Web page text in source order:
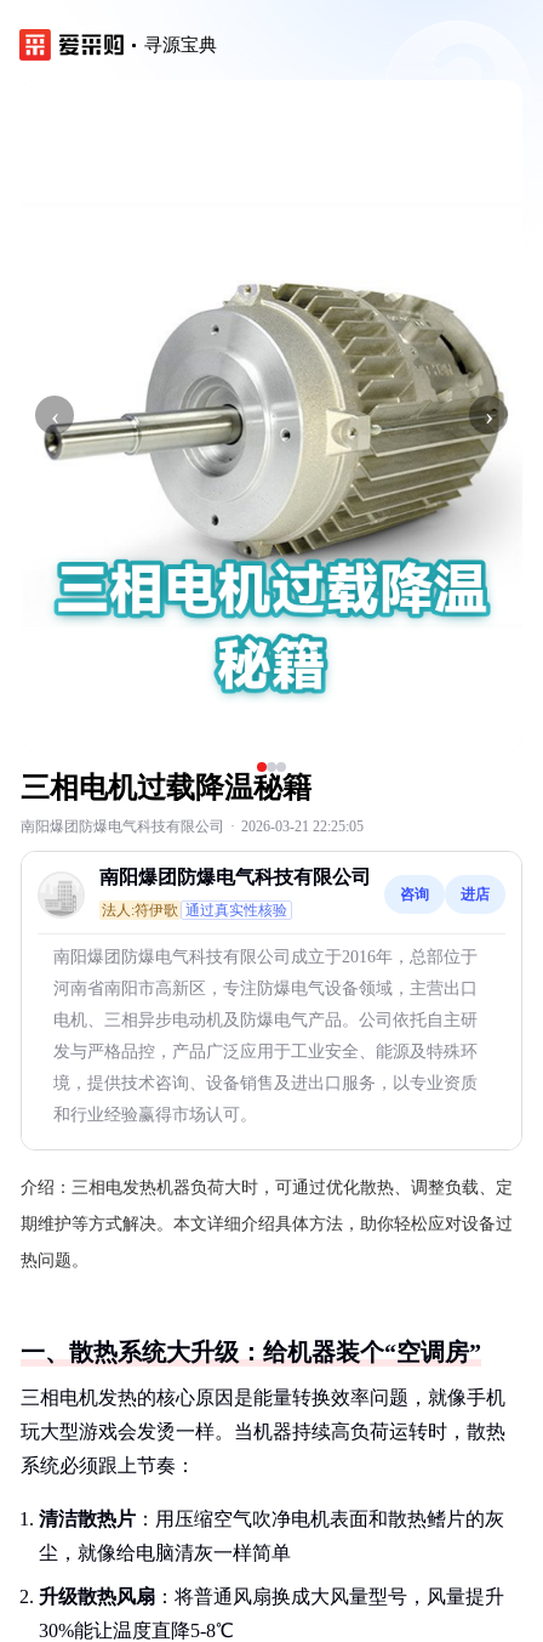
寻源宝典
‹ ›
三相电机过载降温秘籍
南阳爆团防爆电气科技有限公司 · 2026-03-21 22:25:05
南阳爆团防爆电气科技有限公司
法人:符伊歌 通过真实性核验
咨询 进店
南阳爆团防爆电气科技有限公司成立于2016年，总部位于
河南省南阳市高新区，专注防爆电气设备领域，主营出口
电机、三相异步电动机及防爆电气产品。公司依托自主研
发与严格品控，产品广泛应用于工业安全、能源及特殊环
境，提供技术咨询、设备销售及进出口服务，以专业资质
和行业经验赢得市场认可。
介绍： 三相电发热机器负荷大时，可通过优化散热、调整负载、定
期维护等方式解决。本文详细介绍具体方法，助你轻松应对设备过
热问题。
一、散热系统大升级：给机器装个“空调房”
三相电机发热的核心原因是能量转换效率问题，就像手机
玩大型游戏会发烫一样。当机器持续高负荷运转时，散热
系统必须跟上节奏：
清洁散热片 ：用压缩空气吹净电机表面和散热鳍片的灰
尘，就像给电脑清灰一样简单
升级散热风扇 ：将普通风扇换成大风量型号，风量提升
30%能让温度直降5-8℃